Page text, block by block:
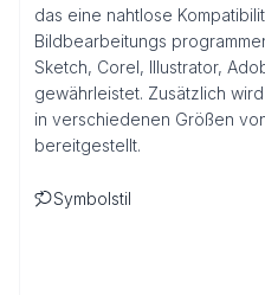
das eine nahtlose
Bildbearbeitungs
Sketch, Corel, Illustrator,
gewährleistet. Zusätzlich
in verschiedenen Größen
bereitgestellt.
Symbolstil